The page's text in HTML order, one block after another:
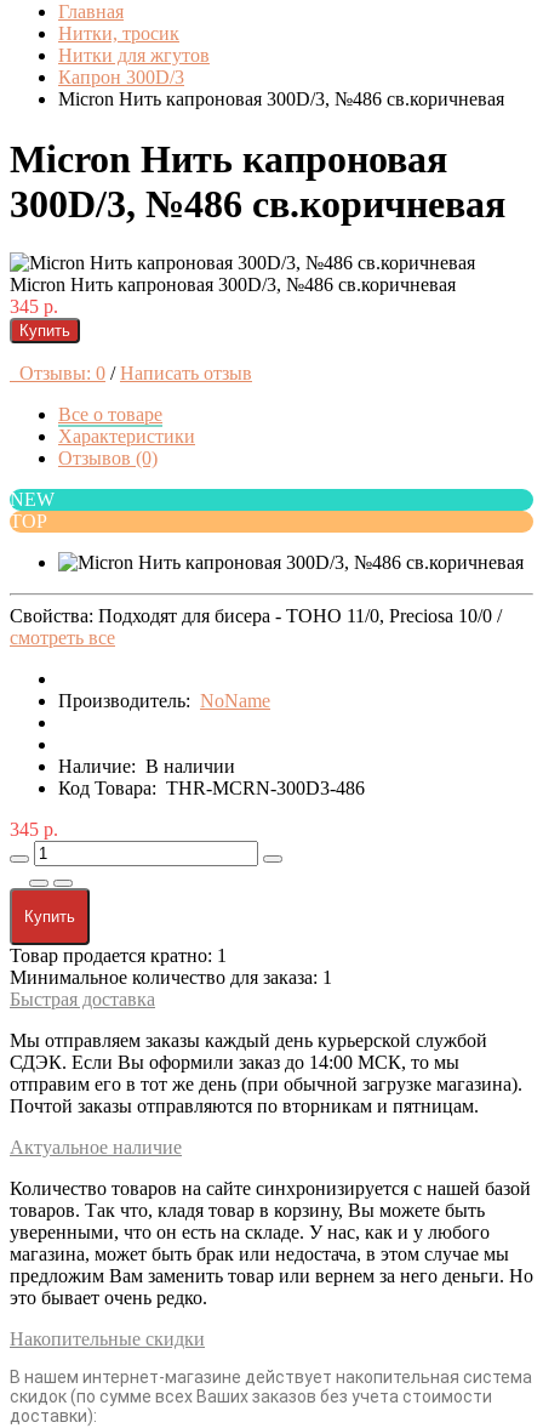
Главная
Нитки, тросик
Нитки для жгутов
Капрон 300D/3
Micron Нить капроновая 300D/3, №486 св.коричневая
Micron Нить капроновая
300D/3, №486 св.коричневая
Micron Нить капроновая 300D/3, №486 св.коричневая
345 р.
Купить
Отзывы: 0 / Написать отзыв
Все о товаре
Характеристики
Отзывов (0)
NEW
TOP
Свойства: Подходят для бисера - TOHO 11/0, Preciosa 10/0 /
смотреть все
Производитель: NoName
Наличие: В наличии
Код Товара: THR-MCRN-300D3-486
345 р.
Купить
Товар продается кратно: 1
Минимальное количество для заказа: 1
Быстрая доставка
Мы отправляем заказы каждый день курьерской службой
СДЭК. Если Вы оформили заказ до 14:00 МСК, то мы
отправим его в тот же день (при обычной загрузке магазина).
Почтой заказы отправляются по вторникам и пятницам.
Актуальное наличие
Количество товаров на сайте синхронизируется с нашей базой
товаров. Так что, кладя товар в корзину, Вы можете быть
уверенными, что он есть на складе. У нас, как и у любого
магазина, может быть брак или недостача, в этом случае мы
предложим Вам заменить товар или вернем за него деньги. Но
это бывает очень редко.
Накопительные скидки
В нашем интернет-магазине действует накопительная система
скидок (по сумме всех Ваших заказов без учета стоимости
доставки):